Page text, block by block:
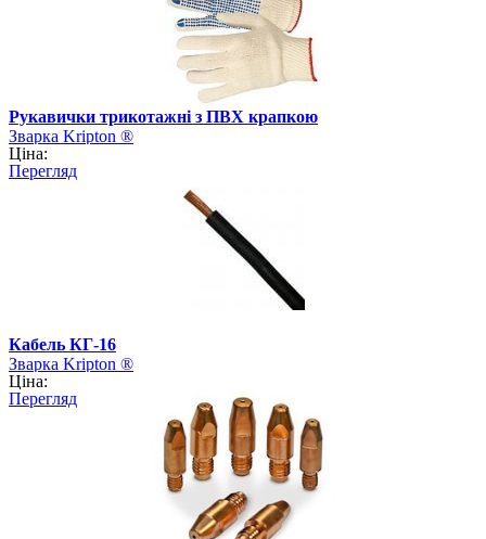
Рукавички трикотажні з ПВХ крапкою
Зварка Kripton ®
Ціна:
Перегляд
Кабель КГ-16
Зварка Kripton ®
Ціна:
Перегляд